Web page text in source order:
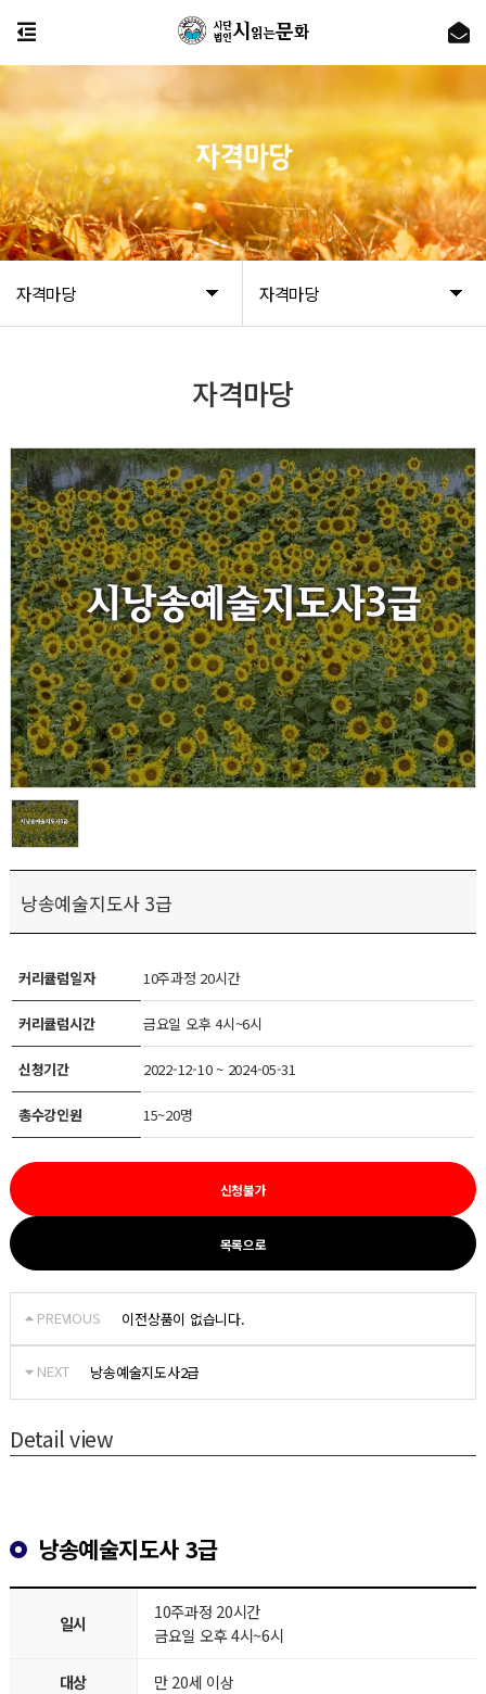
자격마당 자격마당
자격마당
자격마당
낭송예술지도사 3급
커리큘럼일자 10주과정 20시간
커리큘럼시간 금요일 오후 4시~6시
신청기간 2022-12-10 ~ 2024-05-31
총수강인원 15~20명
신청불가
목록으로
PREVIOUS 이전상품이 없습니다.
NEXT 낭송예술지도사2급
Detail view
낭송예술지도사 3급
일시
10주과정 20시간
금요일 오후 4시~6시
대상 만 20세 이상